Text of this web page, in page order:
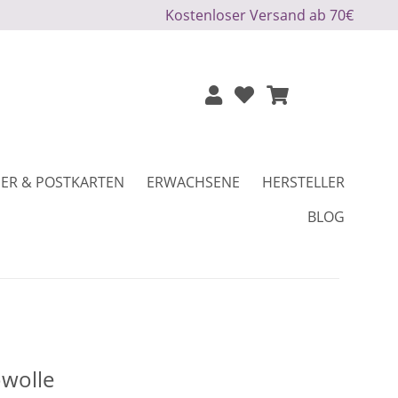
Kostenloser Versand ab 70€
& POSTKARTEN ERWACHSENE
HERSTELLER
BLOG